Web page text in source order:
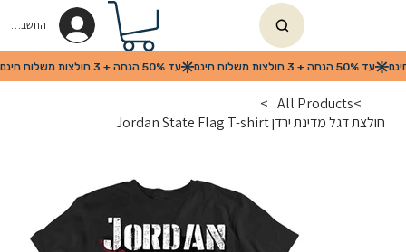
החשבון שלי
>
All Products
>
חולצת דגל מדינת ירדן Jordan State Flag T-shirt